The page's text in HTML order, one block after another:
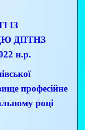
ІЗ
ДПТНЗ
н.р.
професійне
році